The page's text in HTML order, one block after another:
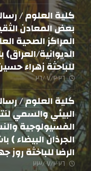
كلية العلوم /
بعض المعادن
المراكز الصحية
الديوانية/
للباحثة زهراء
٢٦/٠٧/٢٠٢٦
كلية العلوم /
البيئي والسمي
الفسيولوجية
الجرذان البيضاء
الرضا للباخثة
٢٣/٠٧/٢٠٢٦